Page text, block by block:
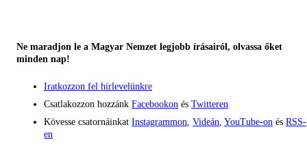
Ne maradjon le a Magyar Nemzet legjobb írásairól, olvassa őket
minden nap!
Iratkozzon fel hírlevelünkre
Csatlakozzon hozzánk Facebookon és Twitteren
Kövesse csatornáinkat Instagrammon Videán YouTube-on és RSS-
en